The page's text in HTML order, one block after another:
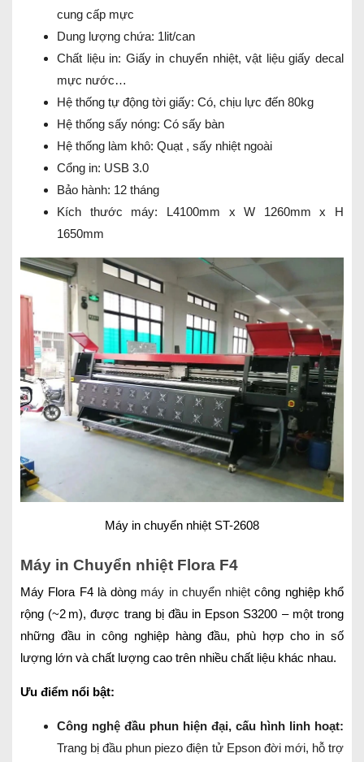
cung cấp mực
Dung lượng chứa: 1lit/can
Chất liệu in: Giấy in chuyển nhiệt, vật liệu giấy decal
mực nước…
Hệ thống tự động tời giấy: Có, chịu lực đến 80kg
Hệ thống sấy nóng: Có sấy bàn
Hệ thống làm khô: Quạt , sấy nhiệt ngoài
Cổng in: USB 3.0
Bảo hành: 12 tháng
Kích thước máy: L4100mm x W 1260mm x H
1650mm
Máy in chuyển nhiệt ST-2608
Máy in Chuyển nhiệt Flora F4
Máy Flora F4 là dòng máy in chuyển nhiệt công nghiệp khổ
rộng (~2 m), được trang bị đầu in Epson S3200 – một trong
những đầu in công nghiệp hàng đầu, phù hợp cho in số
lượng lớn và chất lượng cao trên nhiều chất liệu khác nhau.
Ưu điểm nổi bật:
Công nghệ đầu phun hiện đại, cấu hình linh hoạt:
Trang bị đầu phun piezo điện tử Epson đời mới, hỗ trợ